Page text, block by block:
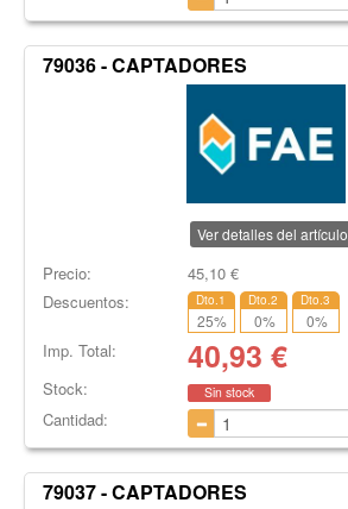
79036 - CAPTADORES
Ver detalles del artículo
Precio: 45,10€
Descuentos:
Dto.1
25%
Dto.2
0%
Dto.3
0%
Imp. Total: 40,93 €
Stock: Sin stock
Cantidad:
79037 - CAPTADORES